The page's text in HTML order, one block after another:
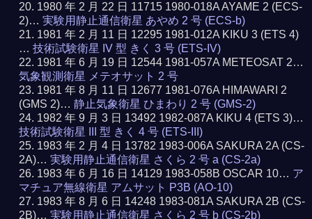
1980 年 2 月 22 日 11715 1980-018A AYAME 2 (ECS-
2)…実験用静止通信衛星 あやめ 2 号 (ECS-b)
1981 年 2 月 11 日 12295 1981-012A KIKU 3 (ETS 4)
…技術試験衛星 IV 型 きく 3 号 (ETS-IV)
1981 年 6 月 19 日 12544 1981-057A METEOSAT 2…
気象観測衛星 メテオサット 2 号
1981 年 8 月 11 日 12677 1981-076A HIMAWARI 2
(GMS 2)…静止気象衛星 ひまわり 2 号 (GMS-2)
1982 年 9 月 3 日 13492 1982-087A KIKU 4 (ETS 3)…
技術試験衛星 III 型 きく 4 号 (ETS-III)
1983 年 2 月 4 日 13782 1983-006A SAKURA 2A (CS-
2A)…実験用静止通信衛星 さくら 2 号 a (CS-2a)
1983 年 6 月 16 日 14129 1983-058B OSCAR 10… ア
マチュア無線衛星 アムサット P3B (AO-10)
1983 年 8 月 6 日 14248 1983-081A SAKURA 2B (CS-
2B)…実験用静止通信衛星 さくら 2 号 b (CS-2b)